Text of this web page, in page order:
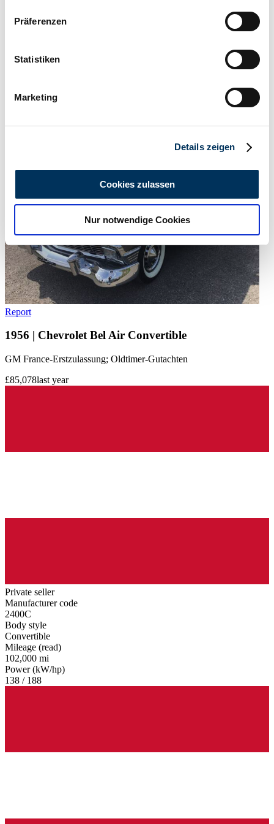
Informationen über Ihre geografische Lage
können
bestimmten Merkmalen (Fingerprinting) identifizieren
Erfahren Sie mehr darüber, wie Ihre persönlichen Daten
analysieren. Außerdem geben wir Informationen zu Ihrer
Verwendung unserer Website an unsere Partner für
soziale Medien, Werbung und Analysen weiter. Unsere
Partner führen diese Informationen möglicherweise mit
weiteren Daten zusammen, die Sie ihnen bereitgestellt
haben oder die sie im Rahmen Ihrer Nutzung der Dienste
gesammelt haben.
Datenschutzerklärung
Präferenzen
Statistiken
Marketing
Details zeigen
Cookies zulassen
Nur notwendige Cookies
Dealer
Report
1956 | Chevrolet Bel Air Convertible
GM France-Erstzulassung; Oldtimer-Gutachten
£85,078last year
Private seller
Manufacturer code
2400C
Body style
Convertible
Mileage (read)
102,000 mi
Power (kW/hp)
138 / 188